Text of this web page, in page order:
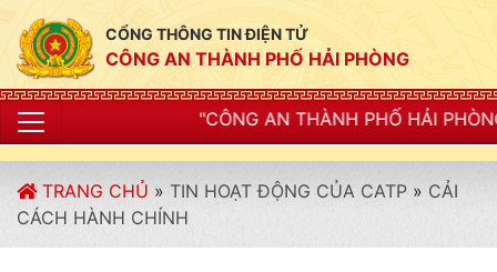
CỔNG THÔNG TIN ĐIỆN TỬ
CÔNG AN THÀNH PHỐ HẢI PHÒNG
"CÔNG AN THÀNH PHỐ HẢI PHÒNG SIẾT CHẶT KỶ
TRANG CHỦ » TIN HOẠT ĐỘNG CỦA CATP » CẢI
CÁCH HÀNH CHÍNH